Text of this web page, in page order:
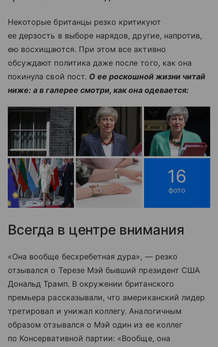
Некоторые британцы резко критикуют
ее дерзость в выборе нарядов, другие, напротив,
ею восхищаются. При этом все активно
обсуждают политика даже после того, как она
покинула свой пост. О ее роскошной жизни читай
ниже: а в галерее смотри, как она одевается:
16
фото
Всегда в центре внимания
«Она вообще бесхребетная дура», — резко
отзывался о Терезе Мэй бывший президент США
Дональд Трамп. В окружении британского
премьера рассказывали, что американский лидер
третировал и унижал коллегу. Аналогичным
образом отзывался о Мэй один из ее коллег
по Консервативной партии: «Вообще, она